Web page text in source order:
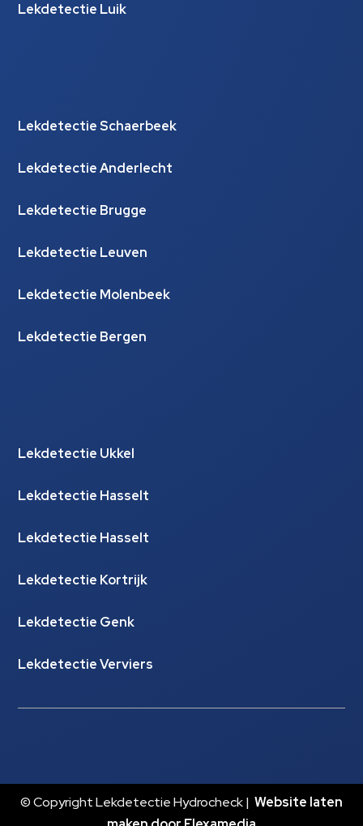
Lekdetectie Luik
Lekdetectie Schaerbeek
Lekdetectie Anderlecht
Lekdetectie Brugge
Lekdetectie Leuven
Lekdetectie Molenbeek
Lekdetectie Bergen
Lekdetectie Ukkel
Lekdetectie Hasselt
Lekdetectie Hasselt
Lekdetectie Kortrijk
Lekdetectie Genk
Lekdetectie Verviers
© Copyright Lekdetectie Hydrocheck | Website laten